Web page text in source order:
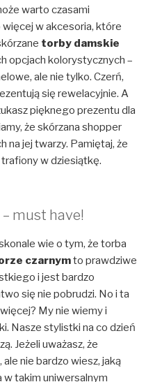
warto czasami
w akcesoria, które
torby damskie
opcjach kolorystycznych –
ale nie tylko. Czerń,
się rewelacyjnie. A
pięknego prezentu dla
że skórzana shopper
na jej twarzy. Pamiętaj, że
w dziesiątkę.
must have!
wie o tym, że torba
czarnymto prawdziwe
i jest bardzo
się nie pobrudzi. No i ta
My nie wiemy i
Nasze stylistki na co dzień
Jeżeli uważasz, że
nie bardzo wiesz, jaką
takim uniwersalnym